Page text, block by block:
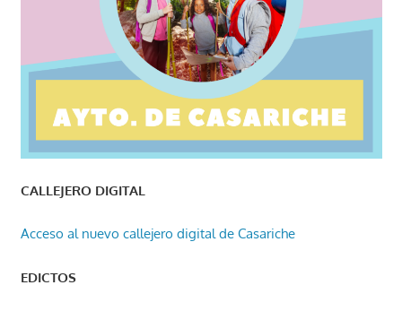
CALLEJERO DIGITAL
Acceso al nuevo callejero digital de Casariche
EDICTOS